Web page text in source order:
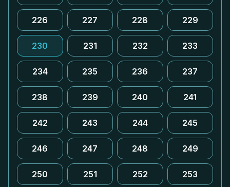
226 227 228 229
230 231 232 233
234 235 236 237
238 239 240 241
242 243 244 245
246 247 248 249
250 251 252 253